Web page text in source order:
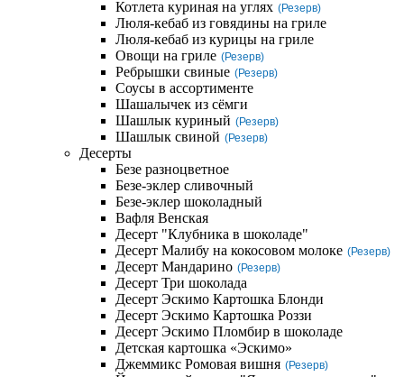
Котлета куриная на углях (Резерв)
Люля-кебаб из говядины на гриле
Люля-кебаб из курицы на гриле
Овощи на гриле (Резерв)
Ребрышки свиные (Резерв)
Соусы в ассортименте
Шашалычек из сёмги
Шашлык куриный (Резерв)
Шашлык свиной (Резерв)
Десерты
Безе разноцветное
Безе-эклер сливочный
Безе-эклер шоколадный
Вафля Венская
Десерт "Клубника в шоколаде"
Десерт Малибу на кокосовом молоке (Резерв)
Десерт Мандарино (Резерв)
Десерт Три шоколада
Десерт Эскимо Картошка Блонди
Десерт Эскимо Картошка Роззи
Десерт Эскимо Пломбир в шоколаде
Детская картошка «Эскимо»
Джеммикс Ромовая вишня (Резерв)